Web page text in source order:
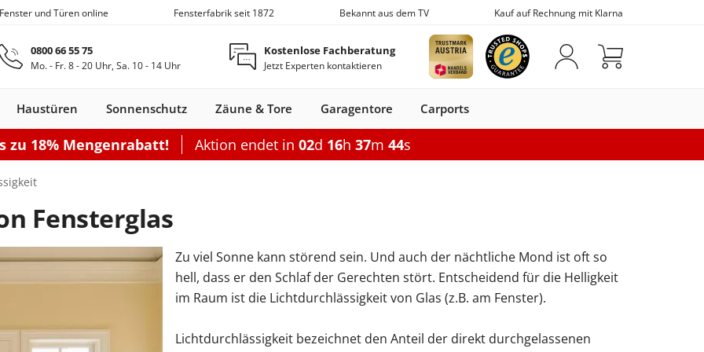
Zum Hauptinhalt springen
und Türen online Fensterfabrik seit 1872 Bekannt aus dem TV Kauf auf Rechnung mit Klarna
0800 66 55 75
Mo. - Fr. 8 - 20 Uhr, Sa. 10 - 14 Uhr
Kostenlose Fachberatung
Jetzt Experten kontaktieren
Fenster
fenster
Dachfenster
Dachfenster
Schiebefenster
Schiebefenster Fenstergitter
Flachdachfenster
Flachdachfenster elektrisch
Alu
Balkontüren
Aluminium
Zubehör
Montageset
Hebeschiebe­türen
Optionen
Haustüren
Nebeneingangstüren
Nebeneingangstür
Stahl
Nebeneingangstür
Holz
Nebeneingangstür
Kunststoff
Nebeneingangstür konfigurieren
Briefkasten
Paketbox
Sonnenschutz
Markisen Pergola
Optionen
Markise elektrisch
Markise 295 × 250 cm
Zäune & Tore
Zäune
Gartenzaun Doppelstabmattenzaun
6-5-6
Doppelstabmatten
Garagentore
Optionen
Garagentor mit Tür
Carports
Optionen
Carport Dacheindeckung
Carport Beleuchtung
zu 18% Mengenrabatt! Aktion endet in 02d 16h 37m 43s
Fensterglas
Zu viel Sonne kann störend sein. Und auch der nächtliche Mond ist oft so
hell, dass er den Schlaf der Gerechten stört. Entscheidend für die Helligkeit
im Raum ist die Lichtdurchlässigkeit von Glas (z.B. am Fenster).
Lichtdurchlässigkeit bezeichnet den Anteil der direkt durchgelassenen